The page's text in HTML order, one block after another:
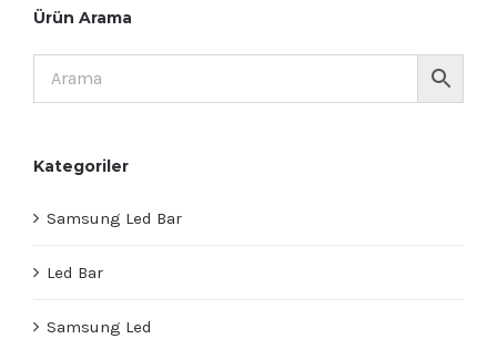
Ürün Arama
Kategoriler
Samsung Led Bar
Led Bar
Samsung Led